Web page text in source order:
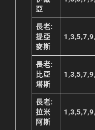
亞
長老:
提亞
麥斯
長老:
比亞
塔斯
長老:
拉米
阿斯